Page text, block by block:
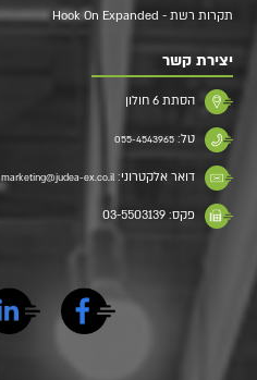
תקרות רשת - Hook On Expanded
יצירת קשר
הסתת 6 חולון
טל: 055-4543965
דואר אלקטרוני: marketing@judea-ex.co.il
פקס: 03-5503139